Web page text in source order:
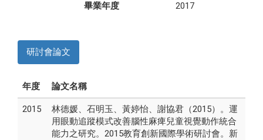
畢業年度 2017
研討會論文
年度 論文名稱
2015
林德媛、石明玉、黃婷怡、謝協君（2015）。運
用眼動追蹤模式改善腦性麻痺兒童視覺動作統合
能力之研究。2015教育創新國際學術研討會。新